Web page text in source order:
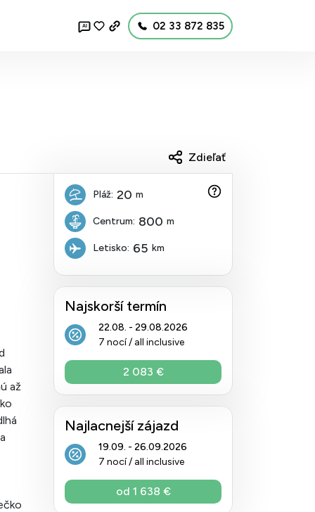
AI 02 33 872 835
až
Zdieľať
Pláž: 20 m
Centrum: 800 m
Letisko: 65 km
Najskorší termín
22.08. - 29.08.2026
7 nocí / all inclusive
2 083 €
Najlacnejší zájazd
19.09. - 26.09.2026
7 nocí / all inclusive
od 1 638 €